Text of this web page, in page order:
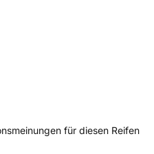
für diesen Reifen